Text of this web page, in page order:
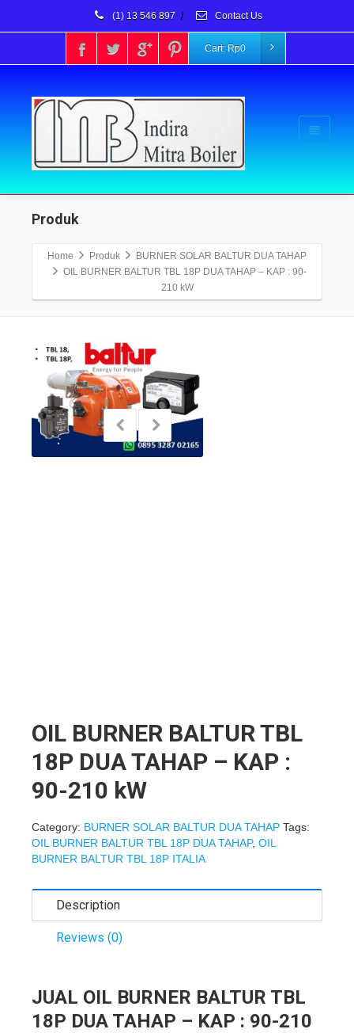
(1) 13 546 897 / Contact Us
Cart: Rp0
Produk
Home Produk
BURNER SOLAR BALTUR DUA TAHAP
OIL BURNER BALTUR TBL 18P DUA TAHAP – KAP : 90-
210 kW
OIL BURNER BALTUR TBL
18P DUA TAHAP – KAP :
90-210 kW
Category: BURNER SOLAR BALTUR DUA TAHAP Tags:
OIL BURNER BALTUR TBL 18P DUA TAHAP, OIL
BURNER BALTUR TBL 18P ITALIA
Description
Reviews (0)
JUAL OIL BURNER BALTUR TBL
18P DUA TAHAP – KAP : 90-210